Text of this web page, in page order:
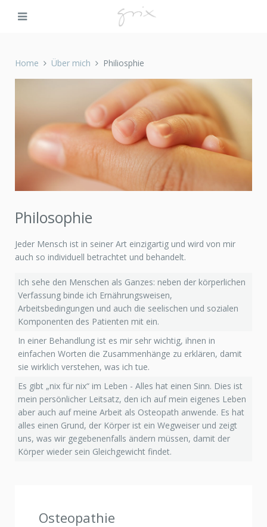
Home Über mich Philiosphie
Philosophie
Jeder Mensch ist in seiner Art einzigartig und wird von mir
auch so individuell betrachtet und behandelt.
Ich sehe den Menschen als Ganzes: neben der körperlichen
Verfassung binde ich Ernährungsweisen,
Arbeitsbedingungen und auch die seelischen und sozialen
Komponenten des Patienten mit ein.
In einer Behandlung ist es mir sehr wichtig, ihnen in
einfachen Worten die Zusammenhänge zu erklären, damit
sie wirklich verstehen, was ich tue.
Es gibt „nix für nix“ im Leben - Alles hat einen Sinn. Dies ist
mein persönlicher Leitsatz, den ich auf mein eigenes Leben
aber auch auf meine Arbeit als Osteopath anwende. Es hat
alles einen Grund, der Körper ist ein Wegweiser und zeigt
uns, was wir gegebenenfalls ändern müssen, damit der
Körper wieder sein Gleichgewicht findet.
Osteopathie